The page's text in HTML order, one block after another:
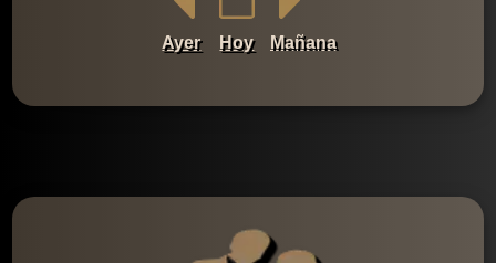
Ayer Hoy Mañana